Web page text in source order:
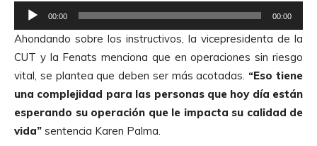
e
p
r
o
d
u
c
00:00 00:00
Ahondando sobre los instructivos, la vicepresidenta de la
CUT y la Fenats menciona que en operaciones sin riesgo
vital, se plantea que deben ser más acotadas. “Eso tiene
una complejidad para las personas que hoy día están
esperando su operación que le impacta su calidad de
vida” sentencia Karen Palma.